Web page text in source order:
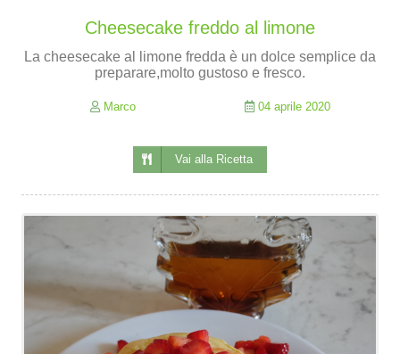
Cheesecake freddo al limone
La cheesecake al limone fredda è un dolce semplice da
preparare,molto gustoso e fresco.
Marco 04 aprile 2020
Vai alla Ricetta